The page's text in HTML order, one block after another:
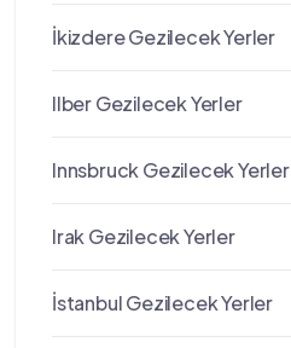
İkizdere Gezilecek Yerler
Ilber Gezilecek Yerler
Innsbruck Gezilecek Yerler
Irak Gezilecek Yerler
İstanbul Gezilecek Yerler